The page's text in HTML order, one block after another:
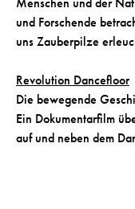
und Forschende
uns Zauberpilze
Revolution Dancefloor
Die bewegende
Ein Dokumentarfilm
auf und neben dem